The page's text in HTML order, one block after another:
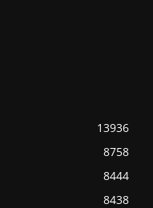
13936
8758
8444
8438